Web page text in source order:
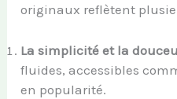
originaux reflètent
La simplicité et la
fluides, accessibles
en popularité.